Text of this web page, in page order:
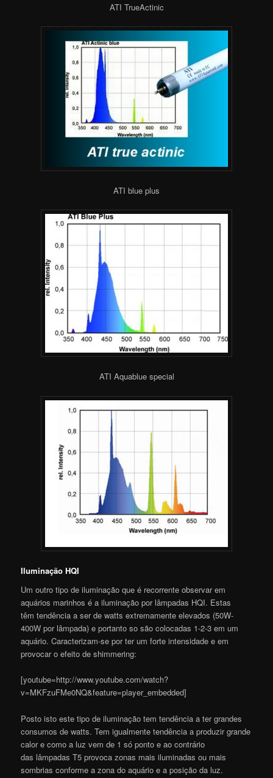
ATI TrueActinic
ATI blue plus
ATI Aquablue special
Iluminação HQI
Um outro tipo de iluminação que é recorrente observar em
aquários marinhos é a iluminação por lâmpadas HQI. Estas
têm tendência a ser de watts extremamente elevados (50W-
400W por lâmpada) e portanto so são colocadas 1-2-3 em um
aquário. Caracterizam-se por ter um forte intensidade e em
provocar o efeito de shimmering:
[youtube=http://www.youtube.com/watch?
v=MKFzuFMe0NQ&feature=player_embedded]
Posto isto este tipo de iluminação tem tendência a ter grandes
consumos de watts. Tem igualmente tendência a produzir grande
calor e como a luz vem de 1 só ponto e ao contrário
das lâmpadas T5 provoca zonas mais iluminadas ou mais
sombrias conforme a zona do aquário e a posição da luz.